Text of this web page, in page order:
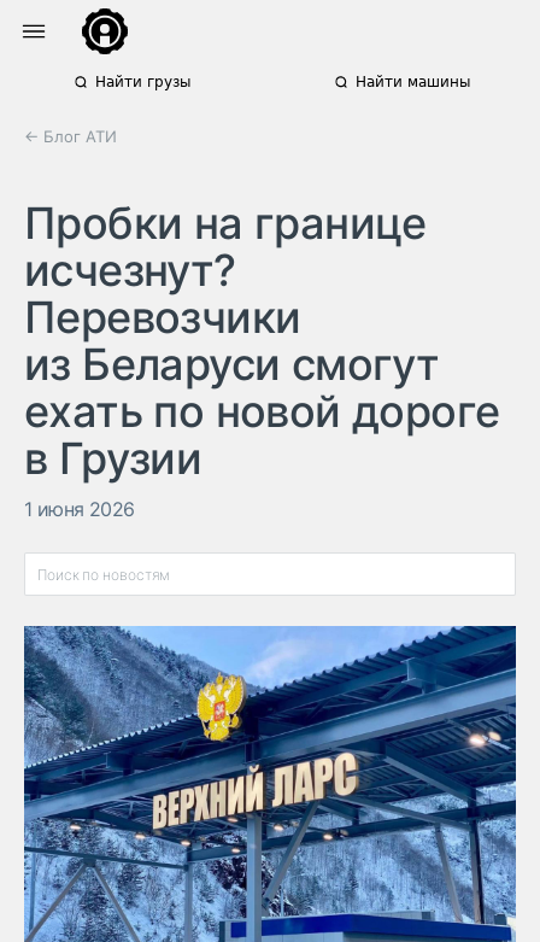
Найти грузы Найти машины
← Блог АТИ
Пробки на границе
исчезнут?
Перевозчики
из Беларуси смогут
ехать по новой дороге
в Грузии
1 июня 2026